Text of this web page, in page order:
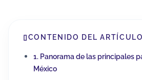
▯CONTENIDO DEL ARTÍCULO
1. Panorama de las principales
México